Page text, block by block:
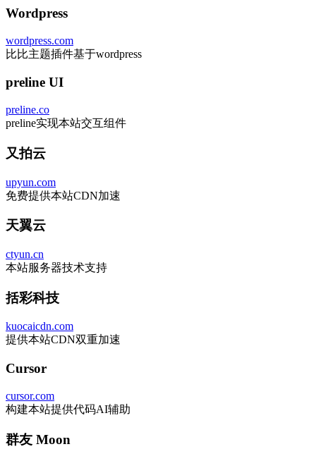
Wordpress
wordpress.com
比比主题插件基于wordpress
preline UI
preline.co
preline实现本站交互组件
又拍云
upyun.com
免费提供本站CDN加速
天翼云
ctyun.cn
本站服务器技术支持
括彩科技
kuocaicdn.com
提供本站CDN双重加速
Cursor
cursor.com
构建本站提供代码AI辅助
群友 Moon